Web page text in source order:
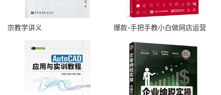
宗教学讲义 爆款-手把手教小白做网店运营